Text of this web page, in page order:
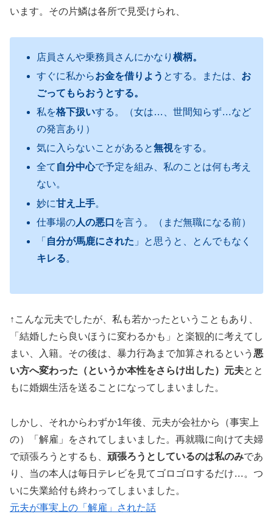
います。その片鱗は各所で見受けられ、
店員さんや乗務員さんにかなり横柄。
すぐに私からお金を借りよう とする。または、 お
ごってもらおうとする。
私を格下扱いする。（女は…、世間知らず…など
の発言あり）
気に入らないことがあると無視をする。
全て 自分中心で予定を組み、私のことは何も考え
ない。
妙に甘え上手。
仕事場の人の悪口 を言う。（まだ無職になる前）
「 自分が馬鹿にされた 」と思うと、とんでもなく
キレる。
↑こんな元夫でしたが、私も若かったということもあり、
「結婚したら良いほうに変わるかも」と楽観的に考えてし
まい、入籍。その後は、暴力行為まで加算されるという 悪
い方へ変わった（というか本性をさらけ出した）元夫とと
もに婚姻生活を送ることになってしまいました。
しかし、それからわずか1年後、元夫が会社から（事実上
の）「解雇」をされてしまいました。再就職に向けて夫婦
で頑張ろうとするも、 頑張ろうとしているのは私のみであ
り、当の本人は毎日テレビを見てゴロゴロするだけ…。つ
いに失業給付も終わってしまいました。
元夫が事実上の「解雇」された話